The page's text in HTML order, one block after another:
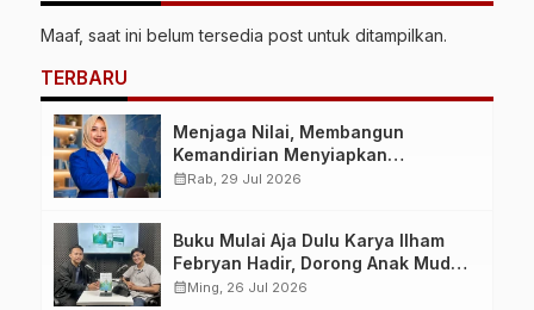
Maaf, saat ini belum tersedia post untuk ditampilkan.
TERBARU
Menjaga Nilai, Membangun
Kemandirian Menyiapkan
Kepemimpinan Ekonomi Perempuan
Jamaah
calendar_monthRab, 29 Jul 2026
Buku Mulai Aja Dulu Karya Ilham
Febryan Hadir, Dorong Anak Muda
Berhenti Menunda dan Mulai
calendar_monthMing, 26 Jul 2026